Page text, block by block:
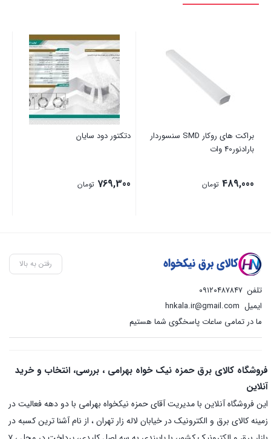
براکت های روکار SMD سنسوردار
بارادنور40 وات
489,000 تومان
دتکتور دود سایان
769,300 تومان
رفتن به بالا
تلفن ۰۹۱۲۰۴۸۷۸۴۷
ایمیل hnkala.ir@gmail.com
ما در تمامی ساعات پاسخگوی شما هستیم
فروشگاه کالای برق حمزه نیک خواه بهرامی ، بررسی، انتخاب و خرید
آنلاین
این فروشگاه آنلاین با مدیریت آقای حمزه نیکخواه بهرامی با دو دهه فعالیت در
زمینه کالای برق و الکترونیک در خیابان لاله زار تهران ، از نام آشنا ترین کسبه در